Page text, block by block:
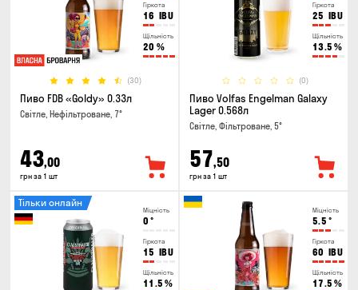
Гіркота
16 IBU
Щільність
20 %
(30)
Пиво FDB «Goldy» 0.33л
Світле, Нефільтроване, 7°
43,00
грн за 1 шт
Гіркота
25 IBU
Щільність
13.5 %
(0)
Пиво Volfas Engelman Galaxy
Lager 0.568л
Світле, Фільтроване, 5°
57,50
грн за 1 шт
Міцність
0 °
Гіркота
15 IBU
Щільність
11.5 %
Тільки онлайн
Міцність
5.5 °
Гіркота
60 IBU
Щільність
17.5 %